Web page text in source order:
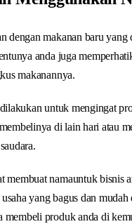
dengan makanan baru
anda juga
makanannya.
untuk mengingat
di lain hari atau
membuat namauntuk bisnis
yang bagus dan mudah
membeli produk anda di